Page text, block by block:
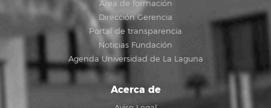
Área de formación
Dirección Gerencia
Portal de transparencia
Noticias Fundación
Agenda Universidad de La Laguna
Acerca de